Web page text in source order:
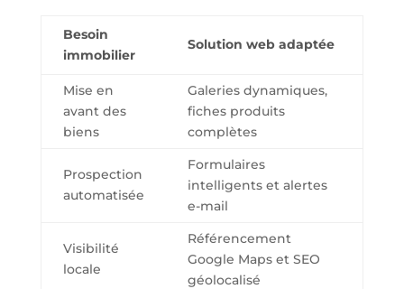
Besoin
immobilier
Solution web adaptée
Mise en
avant des
biens
Galeries dynamiques,
fiches produits
complètes
Prospection
automatisée
Formulaires
intelligents et alertes
e-mail
Visibilité
locale
Référencement
Google Maps et SEO
géolocalisé